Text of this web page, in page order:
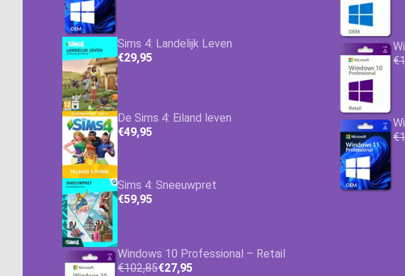
Sims 4: Landelijk Leven
€29,95
De Sims 4: Eiland leven
€49,95
Sims 4: Sneeuwpret
€59,95
Windows 10 Professional – Retail
€102,85€27,95